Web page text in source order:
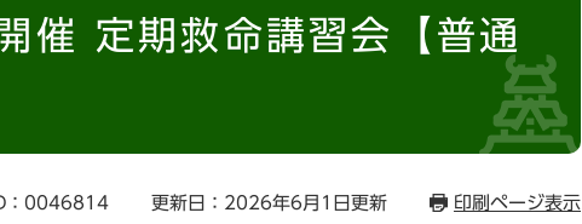
索
催 定期救命講習会【普通
：0046814 更新日：2026年6月1日更新 印刷ページ表示